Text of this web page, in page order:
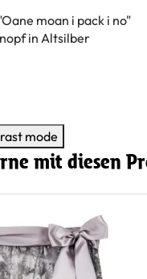
moan i pack i no"
in Altsilber
mode
mit diesen